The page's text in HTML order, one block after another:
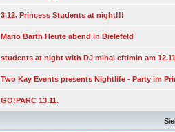
3.12. Princess Students at night!!!
Mario Barth Heute abend in Bielefeld
students at night with DJ mihai eftimin am 12.11
Two Kay Events presents Nightlife - Party im
GO!PARC 13.11.